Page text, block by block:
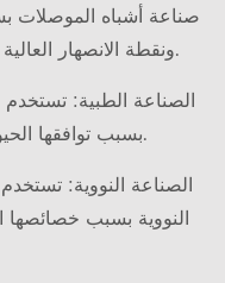
صناعة أشباه الموصلات
ونقطة الانصهار العالية ، وانخفاض معامل التمدد الحراري.
الصناعة الطبية: تستخدم
بسبب توافقها الحيوي ، وقوة عالية ، ومقاومة التآكل.
الصناعة النووية:
النووية بسبب خصائصها